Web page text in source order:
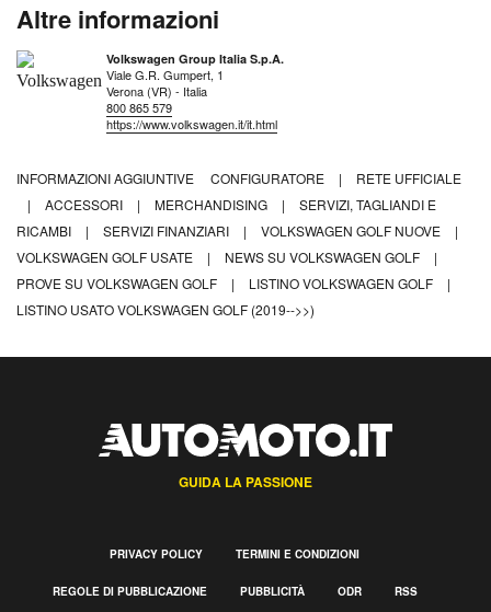
Altre informazioni
Volkswagen Group Italia S.p.A.
Viale G.R. Gumpert, 1
Verona (VR) - Italia
800 865 579
https://www.volkswagen.it/it.html
INFORMAZIONI AGGIUNTIVE CONFIGURATORE |
RETE UFFICIALE
|
ACCESSORI | MERCHANDISING |
SERVIZI, TAGLIANDI E
RICAMBI
| SERVIZI FINANZIARI | VOLKSWAGEN GOLF NUOVE
|
VOLKSWAGEN GOLF USATE
| NEWS SU VOLKSWAGEN GOLF
|
PROVE SU VOLKSWAGEN GOLF
| LISTINO VOLKSWAGEN GOLF
|
LISTINO USATO VOLKSWAGEN GOLF (2019-->>)
GUIDA LA PASSIONE
PRIVACY POLICY TERMINI E CONDIZIONI
REGOLE DI PUBBLICAZIONE PUBBLICITÀ ODR RSS